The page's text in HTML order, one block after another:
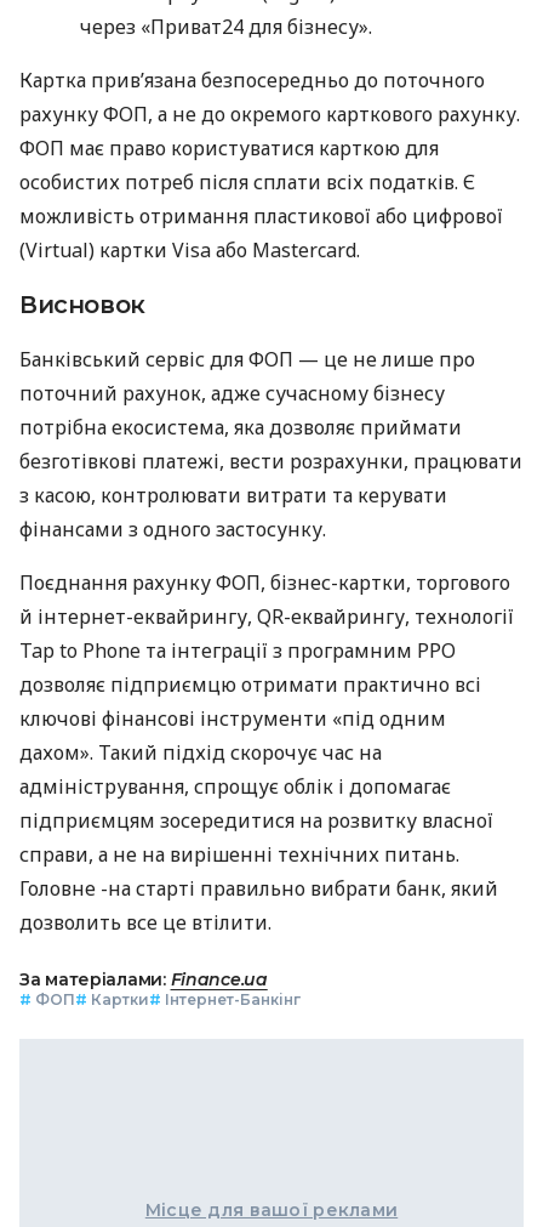
через «Приват24 для бізнесу».
Картка прив’язана безпосередньо до поточного
рахунку ФОП, а не до окремого карткового рахунку.
ФОП має право користуватися карткою для
особистих потреб після сплати всіх податків. Є
можливість отримання пластикової або цифрової
(Virtual) картки Visa або Mastercard.
Висновок
Банківський сервіс для ФОП — це не лише про
поточний рахунок, адже сучасному бізнесу
потрібна екосистема, яка дозволяє приймати
безготівкові платежі, вести розрахунки, працювати
з касою, контролювати витрати та керувати
фінансами з одного застосунку.
Поєднання рахунку ФОП, бізнес-картки, торгового
й інтернет-еквайрингу, QR-еквайрингу, технології
Tap to Phone та інтеграції з програмним РРО
дозволяє підприємцю отримати практично всі
ключові фінансові інструменти «під одним
дахом». Такий підхід скорочує час на
адміністрування, спрощує облік і допомагає
підприємцям зосередитися на розвитку власної
справи, а не на вирішенні технічних питань.
Головне -на старті правильно вибрати банк, який
дозволить все це втілити.
За матеріалами: Finance.ua
# ФОП# Картки# Інтернет-Банкінг
Місце для вашої реклами